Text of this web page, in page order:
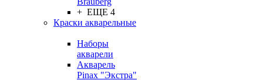
+ ЕЩЕ 4
Краски акварельные
Наборы
акварели
Акварель
Pinax "Экстра"